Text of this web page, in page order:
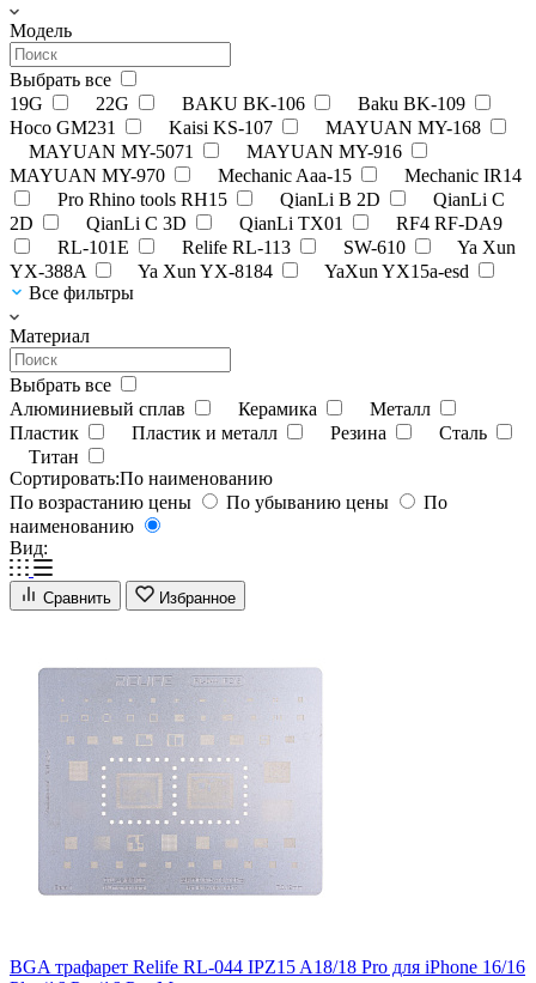
Модель
Выбрать все
19G
22G BAKU BK-106
Baku BK-109
Hoco GM231
Kaisi KS-107
MAYUAN MY-168
MAYUAN MY-5071
MAYUAN MY-916
MAYUAN MY-970
Mechanic Aaa-15
Mechanic IR14
Pro Rhino tools RH15
QianLi B 2D
QianLi C
2D
QianLi C 3D QianLi TX01
RF4 RF-DA9
RL-101E
Relife RL-113 SW-610
Ya Xun
YX-388A
Ya Xun YX-8184
YaXun YX15a-esd
Все фильтры
Материал
Выбрать все
Алюминиевый сплав
Керамика
Металл
Пластик
Пластик и металл Резина
Сталь
Титан
Сортировать:По наименованию
По возрастанию цены
По убыванию цены
По
наименованию
Вид:
Сравнить Избранное
BGA трафарет Relife RL-044 IPZ15 A18/18 Pro для iPhone 16/16